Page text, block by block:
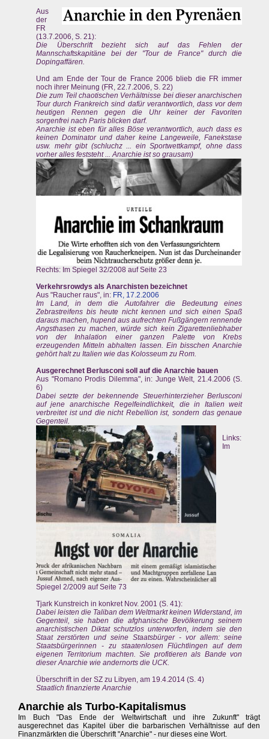
Aus
der
FR
(13.7.2006, S. 21):
Die Überschrift bezieht sich auf das Fehlen der
Mannschaftskapitäne bei der "Tour de France" durch die
Dopingaffären.
Und am Ende der Tour de France 2006 blieb die FR immer
noch ihrer Meinung (FR, 22.7.2006, S. 22)
Die zum Teil chaotischen Verhältnisse bei dieser anarchischen
Tour durch Frankreich sind dafür verantwortlich, dass vor dem
heutigen Rennen gegen die Uhr keiner der Favoriten
sorgenfrei nach Paris blicken darf.
Anarchie ist eben für alles Böse verantwortlich, auch dass es
keinen Dominator und daher keine Langeweile, Fanekstase
usw. mehr gibt (schluchz ... ein Sportwettkampf, ohne dass
vorher alles feststeht ... Anarchie ist so grausam)
Rechts: Im Spiegel 32/2008 auf Seite 23
Verkehrsrowdys als Anarchisten bezeichnet
Aus "Raucher raus", in: FR, 17.2.2006
Im Land, in dem die Autofahrer die Bedeutung eines
Zebrastreifens bis heute nicht kennen und sich einen Spaß
daraus machen, hupend aus aufrechten Fußgängern rennende
Angsthasen zu machen, würde sich kein Zigarettenliebhaber
von der Inhalation einer ganzen Palette von Krebs
erzeugenden Mitteln abhalten lassen. Ein bisschen Anarchie
gehört halt zu Italien wie das Kolosseum zu Rom.
Ausgerechnet Berlusconi soll auf die Anarchie bauen
Aus "Romano Prodis Dilemma", in: Junge Welt, 21.4.2006 (S.
6)
Dabei setzte der bekennende Steuerhinterzieher Berlusconi
auf jene anarchische Regelfeindlichkeit, die in Italien weit
verbreitet ist und die nicht Rebellion ist, sondern das genaue
Gegenteil.
Links:
Im
Spiegel 2/2009 auf Seite 73
Tjark Kunstreich in konkret Nov. 2001 (S. 41):
Dabei leisten die Taliban dem Weltmarkt keinen Widerstand, im
Gegenteil, sie haben die afghanische Bevölkerung seinem
anarchistischen Diktat schutzlos unterworfen, indem sie den
Staat zerstörten und seine Staatsbürger - vor allem: seine
Staatsbürgerinnen - zu staatenlosen Flüchtlingen auf dem
eigenen Territorium machten. Sie profitieren als Bande von
dieser Anarchie wie andernorts die UCK.
Überschrift in der SZ zu Libyen, am 19.4.2014 (S. 4)
Staatlich finanzierte Anarchie
Anarchie als Turbo-Kapitalismus
Im Buch "Das Ende der Weltwirtschaft und ihre Zukunft" trägt
ausgerechnet das Kapitel über die barbarischen Verhältnisse auf den
Finanzmärkten die Überschrift "Anarchie" - nur dieses eine Wort.